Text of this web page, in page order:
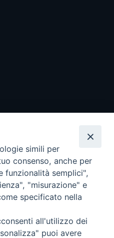
i diritti riservati - Vita
simili per
consenso, anche per
funzionalità semplici",
"misurazione" e
specificato nella
all'utilizzo dei
puoi avere